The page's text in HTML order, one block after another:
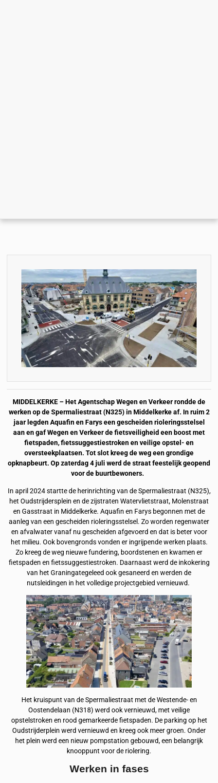
MIDDELKERKE –Het Agentschap Wegen en Verkeer rondde de
werken op de Spermaliestraat (N325) in Middelkerke af. In ruim 2
jaar legden Aquafin en Farys een gescheiden rioleringsstelsel
aan en gaf Wegen en Verkeer de fietsveiligheid een boost met
fietspaden, fietssuggestiestroken en veilige opstel- en
oversteekplaatsen. Tot slot kreeg de weg een grondige
opknapbeurt. Op zaterdag 4 juli werd de straat feestelijk geopend
voor de buurtbewoners.
In april 2024 startte de herinrichting van de Spermaliestraat (N325),
het Oudstrijdersplein en de zijstraten Watervlietstraat, Molenstraat
en Gasstraat in Middelkerke. Aquafin en Farys begonnen met de
aanleg van een gescheiden rioleringsstelsel. Zo worden regenwater
en afvalwater vanaf nu gescheiden afgevoerd en dat is beter voor
het milieu. Ook bovengronds vonden er ingrijpende werken plaats.
Zo kreeg de weg nieuwe fundering, boordstenen en kwamen er
fietspaden en fietssuggestiestroken. Daarnaast werd de inkokering
van het Graningategeleed ook gesaneerd en werden de
nutsleidingen in het volledige projectgebied vernieuwd.
Het kruispunt van de Spermaliestraat met de Westende- en
Oostendelaan (N318) werd ook vernieuwd, met veilige
opstelstroken en rood gemarkeerde fietspaden. De parking op het
Oudstrijderplein werd vernieuwd en kreeg ook meer groen. Onder
het plein werd een nieuw pompstation gebouwd, een belangrijk
knooppunt voor de riolering.
Werken in fases